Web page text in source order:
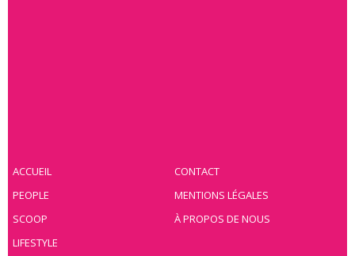
ACCUEIL
PEOPLE
SCOOP
LIFESTYLE
CONTACT
MENTIONS LÉGALES
À PROPOS DE NOUS